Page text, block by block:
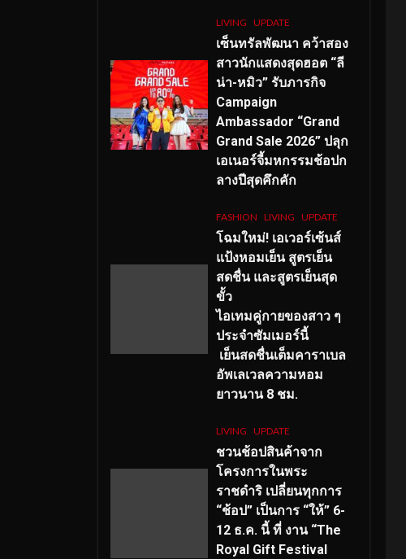
LIVING UPDATE
เซ็นทรัลพัฒนา คว้าสอง
สาวนักแสดงสุดฮอต “ลี
น่า-หมิว” รับภารกิจ
Campaign
Ambassador “Grand
Grand Sale 2026” ปลุก
เอเนอร์จี้มหกรรมช้อปก
ลางปีสุดคึกคัก
FASHION LIVING UPDATE
โฉมใหม่! เอเวอร์เซ้นส์
แป้งหอมเย็น สูตรเย็น
สดชื่น และสูตรเย็นสุด
ขั้ว
ไอเทมคู่กายของสาว ๆ
ประจำซัมเมอร์นี้
เย็นสดชื่นเต็มคาราเบล
อัพเลเวลความหอม
ยาวนาน 8 ชม.
LIVING UPDATE
ชวนช้อปสินค้าจาก
โครงการในพระ
ราชดำริ เปลี่ยนทุกการ
“ช้อป” เป็นการ “ให้” 6-
12 ธ.ค. นี้ ที่ งาน “The
Royal Gift Festival